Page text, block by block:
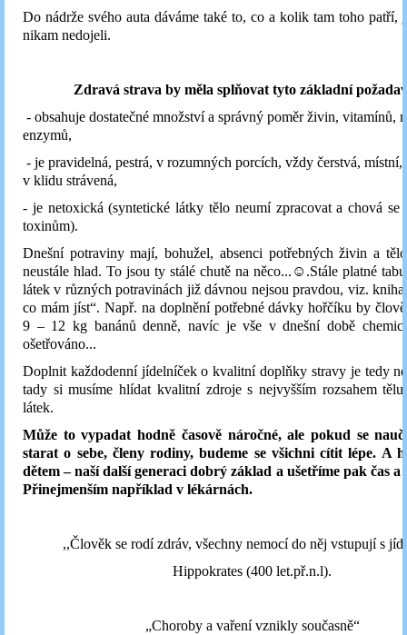
Do nádrže svého auta dáváme také to, co a kolik tam toho patří,
nikam nedojeli.
Zdravá strava by měla splňovat tyto základní
- obsahuje dostatečné množství a správný poměr živin, vitamínů,
enzymů,
- je pravidelná, pestrá, v rozumných porcích, vždy čerstvá, místní,
v klidu strávená,
- je netoxická (syntetické látky tělo neumí zpracovat a chová
toxinům).
Dnešní potraviny mají, bohužel, absenci potřebných živin a
neustále hlad. To jsou ty stálé chutě na něco...☺.Stále platné
látek v různých potravinách již dávnou nejsou pravdou, viz. kniha
co mám jíst“. Např. na doplnění potřebné dávky hořčíku by
9 – 12 kg banánů denně, navíc je vše v dnešní době
ošetřováno...
Doplnit každodenní jídelníček o kvalitní doplňky stravy je tedy
tady si musíme hlídat kvalitní zdroje s nejvyšším rozsahem tělu
látek.
Může to vypadat hodně časově náročné, ale pokud se
starat o sebe, členy rodiny, budeme se všichni cítit lépe. A
dětem – naší další generaci dobrý základ a ušetříme pak čas a
Přinejmenším například v lékárnách.
,,Člověk se rodí zdráv, všechny nemocí do něj vstupují s
Hippokrates (400 let.př.n.l).
„Choroby a vaření vznikly současně“